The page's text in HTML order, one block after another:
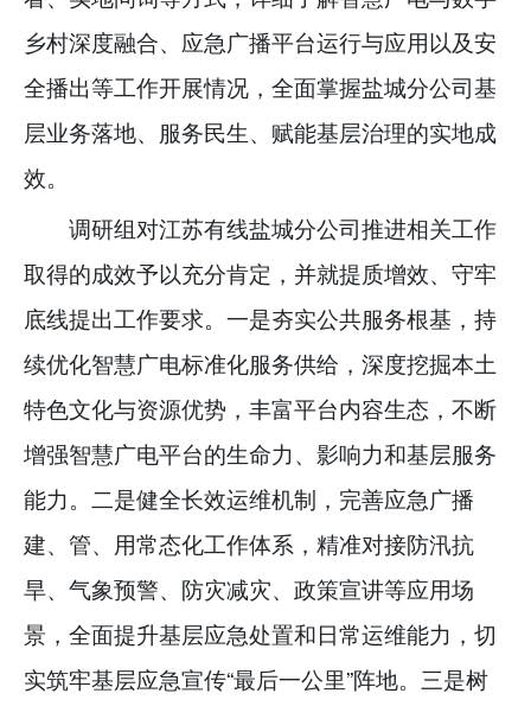
乡村深度融合、应急广播平台运行与应用以及安
全播出等工作开展情况，全面掌握盐城分公司基
层业务落地、服务民生、赋能基层治理的实地成
效。
调研组对江苏有线盐城分公司推进相关工作
取得的成效予以充分肯定，并就提质增效、守牢
底线提出工作要求。一是夯实公共服务根基，持
续优化智慧广电标准化服务供给，深度挖掘本土
特色文化与资源优势，丰富平台内容生态，不断
增强智慧广电平台的生命力、影响力和基层服务
能力。二是健全长效运维机制，完善应急广播
建、管、用常态化工作体系，精准对接防汛抗
旱、气象预警、防灾减灾、政策宣讲等应用场
景，全面提升基层应急处置和日常运维能力，切
实筑牢基层应急宣传“最后一公里”阵地。三是树